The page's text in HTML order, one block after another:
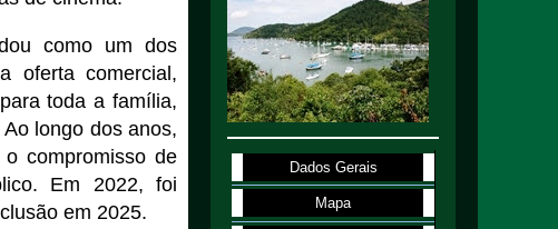
como um dos
oferta comercial,
toda a família,
longo dos anos,
compromisso de
Em 2022, foi
em 2025.
Dados Gerais
Mapa